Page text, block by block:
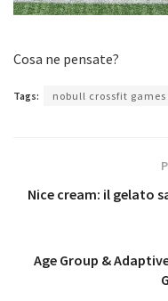
Cosa ne pensate?
Tags: nobull crossfit games
Nice cream: il gelato
Age Group &